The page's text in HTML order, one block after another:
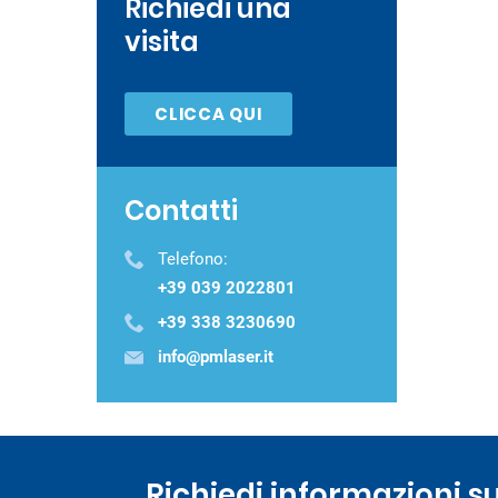
Richiedi una
visita
CLICCA QUI
Contatti
Telefono:
+39 039 2022801
+39 338 3230690
info@pmlaser.it